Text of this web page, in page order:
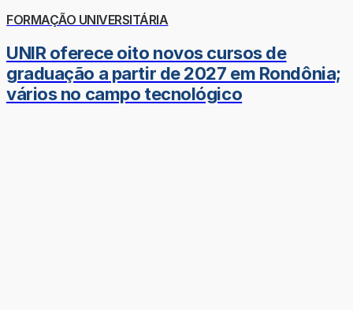
FORMAÇÃO UNIVERSITÁRIA
UNIR oferece oito novos cursos de
graduação a partir de 2027 em Rondônia;
vários no campo tecnológico